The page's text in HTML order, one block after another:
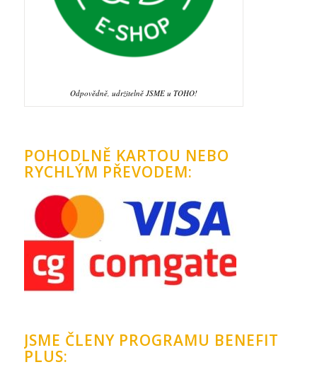
Odpovědně, udržitelně JSME u TOHO!
POHODLNĚ KARTOU NEBO
RYCHLÝM PŘEVODEM:
JSME ČLENY PROGRAMU BENEFIT
PLUS: